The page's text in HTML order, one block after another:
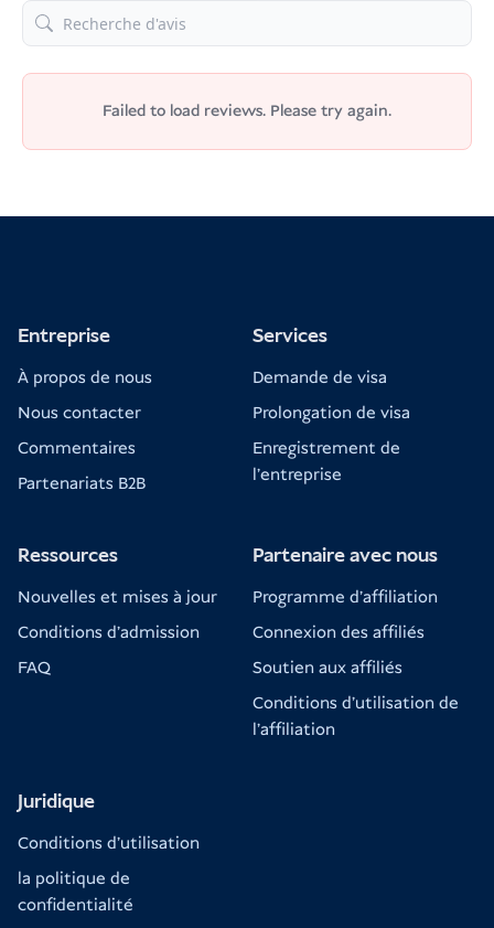
Failed to load reviews. Please try again.
Entreprise
À propos de nous
Nous contacter
Commentaires
Partenariats B2B
Services
Demande de visa
Prolongation de visa
Enregistrement de
l'entreprise
Ressources
Nouvelles et mises à jour
Conditions d'admission
FAQ
Partenaire avec nous
Programme d'affiliation
Connexion des affiliés
Soutien aux affiliés
Conditions d'utilisation de
l'affiliation
Juridique
Conditions d'utilisation
la politique de
confidentialité